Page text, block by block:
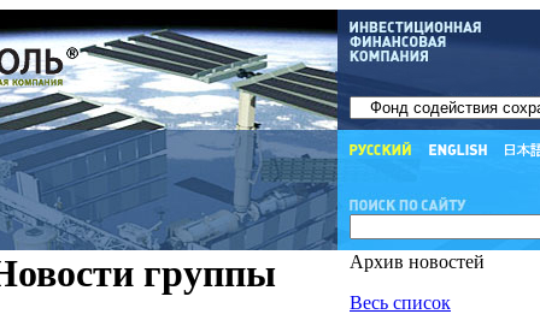
группы
Архив новостей
Весь список